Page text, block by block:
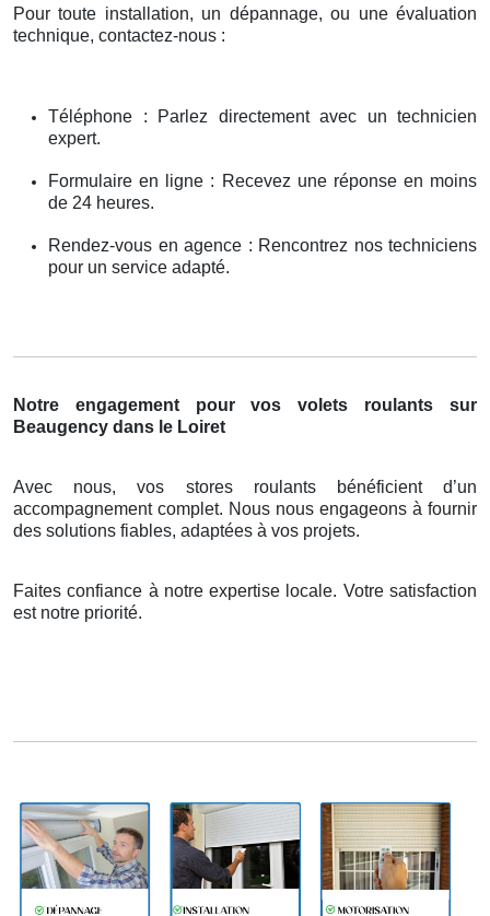
Pour toute installation, un dépannage, ou une évaluation
technique, contactez-nous :
Téléphone : Parlez directement avec un technicien
expert.
Formulaire en ligne : Recevez une réponse en moins
de 24 heures.
Rendez-vous en agence : Rencontrez nos techniciens
pour un service adapté.
Notre engagement pour vos volets roulants sur
Beaugency dans le Loiret
Avec nous, vos stores roulants bénéficient d’un
accompagnement complet. Nous nous engageons à fournir
des solutions fiables, adaptées à vos projets.
Faites confiance à notre expertise locale. Votre satisfaction
est notre priorité.